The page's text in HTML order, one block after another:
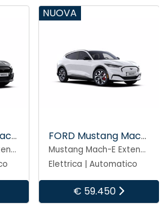
FORD Mustang Mach-E
Mustang Mach-E Extended Range Premium 276 CV
NUOVA
FORD Mustang Mach-E
Mustang Mach-E Extended Range Premium 276 CV
Elettrica | Automatico
€ 59.200